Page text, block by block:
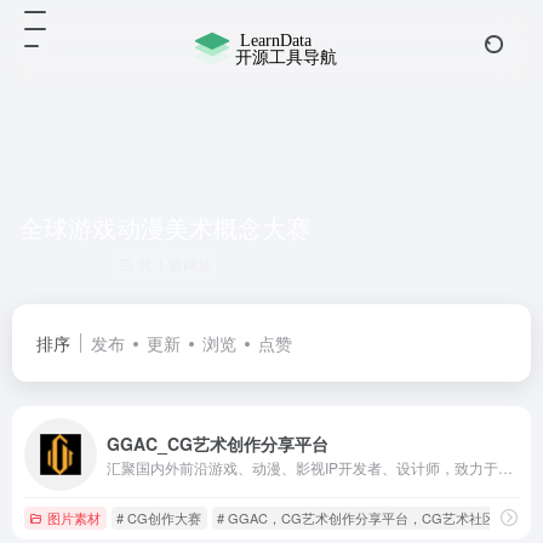
排序 发布 更新 浏览 点赞
GGAC_CG艺术创作分享平台
图片素材 # CG创作大赛 # GGAC，CG艺术创作分享平台，CG艺术社区 # 全